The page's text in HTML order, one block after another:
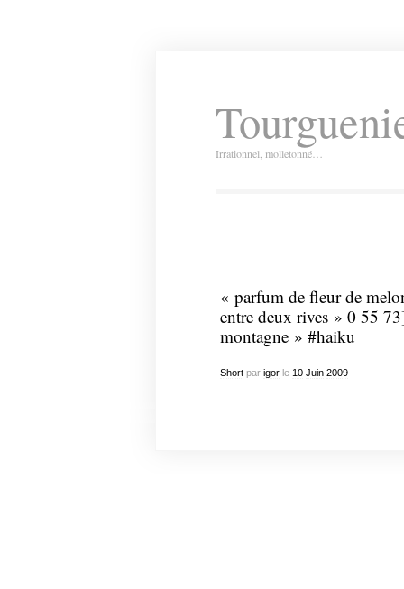
Irrationnel, molletonné…
« parfum de fleur de
entre deux rives » 0 55
montagne » #haiku
Shortpar igorle 10 Juin 2009